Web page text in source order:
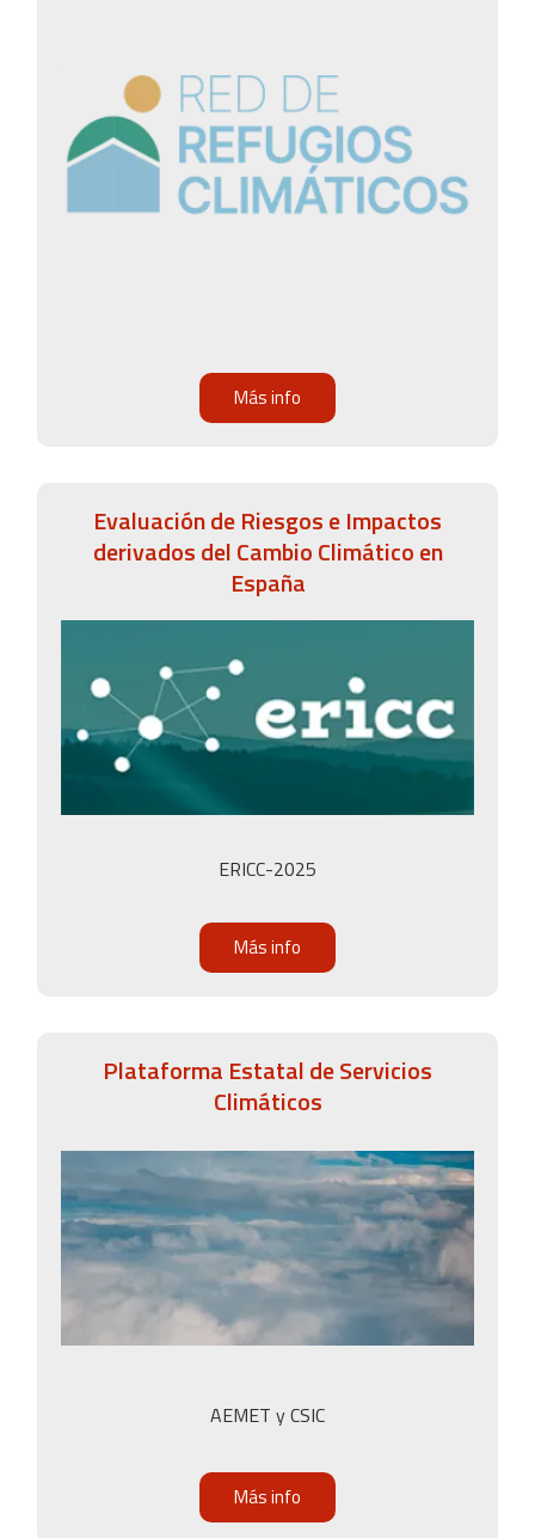
Más info
Evaluación de Riesgos e Impactos
derivados del Cambio Climático en
España
ERICC-2025
Más info
Plataforma Estatal de Servicios
Climáticos
AEMET y CSIC
Más info